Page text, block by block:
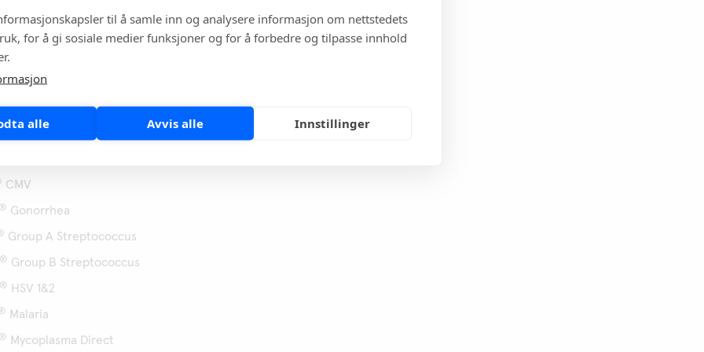
til å samle inn og analysere informasjon om nettstedets
for å gi sosiale medier funksjoner og for å forbedre og tilpasse innhold
alle Avvis alle Innstillinger
are available for the Meridian Alethia
®
CMV
® Gonorrhea
Group A Streptococcus
® Group B Streptococcus
® HSV 1&2
Malaria
® Mycoplasma Direct